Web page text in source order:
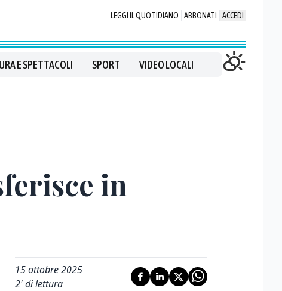
LEGGI IL QUOTIDIANO ABBONATI ACCEDI
E SPETTACOLI SPORT VIDEO LOCALI
in
15 ottobre 2025
2' di lettura